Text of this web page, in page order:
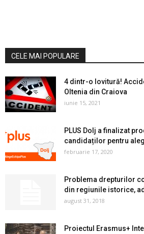
CELE MAI POPULARE
4 dintr-o lovitură!
Oltenia din Craiova
iunie 15, 2021
PLUS Dolj a finalizat
candidaților pentru
februarie 17, 2020
Problema drepturilor
din regiunile istorice,
august 31, 2018
Proiectul Erasmus+